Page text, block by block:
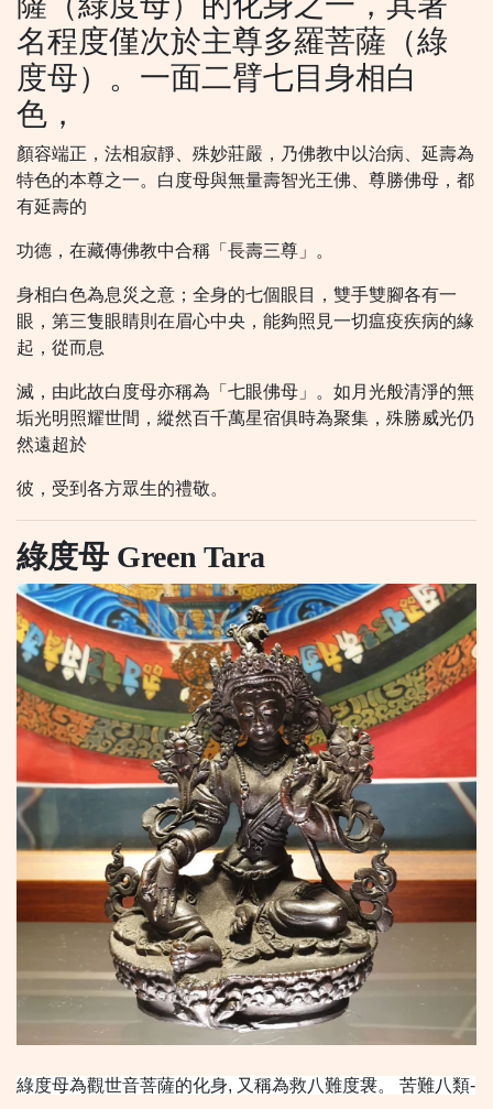
名程度僅次於主尊多羅菩薩（綠
度母）。一面二臂七目身相白
色，
顏容端正，法相寂靜、殊妙莊嚴，乃佛教中以治病、延壽為
特色的本尊之一。白度母與無量壽智光王佛、尊勝佛母，都
有延壽的
功德，在藏傳佛教中合稱「長壽三尊」。
身相白色為息災之意；全身的七個眼目，雙手雙腳各有一
眼，第三隻眼睛則在眉心中央，能夠照見一切瘟疫疾病的緣
起，從而息
滅，由此故白度母亦稱為「七眼佛母」。如月光般清淨的無
垢光明照耀世間，縱然百千萬星宿俱時為聚集，殊勝威光仍
然遠超於
彼，受到各方眾生的禮敬。
綠度母 Green Tara
綠度母為觀世音菩薩的化身, 又稱為救八難度袰。 苦難八類-